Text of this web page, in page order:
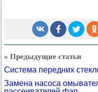
« Предыдущие статьи
Система передних
Замена насоса